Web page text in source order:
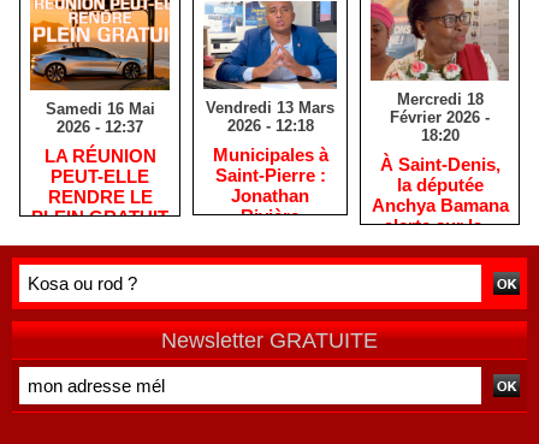
Samedi 16 Mai
2026 - 12:37
​LA RÉUNION
PEUT-ELLE
RENDRE LE
PLEIN GRATUIT
Vendredi 13 Mars
2026 - 12:18
​Municipales à
Saint-Pierre :
Jonathan
Rivière
habitants après
de terrain
Mercredi 18
Février 2026 -
18:20
​À Saint-Denis,
la députée
Anchya Bamana
alerte sur la «
double peine »
vécue par
Newsletter GRATUITE